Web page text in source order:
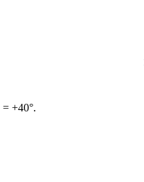
= +40°.